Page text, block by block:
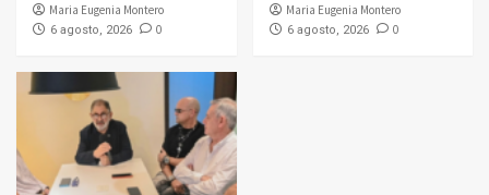
Maria Eugenia Montero
6 agosto, 2026 0
Maria Eugenia Montero
6 agosto, 2026 0